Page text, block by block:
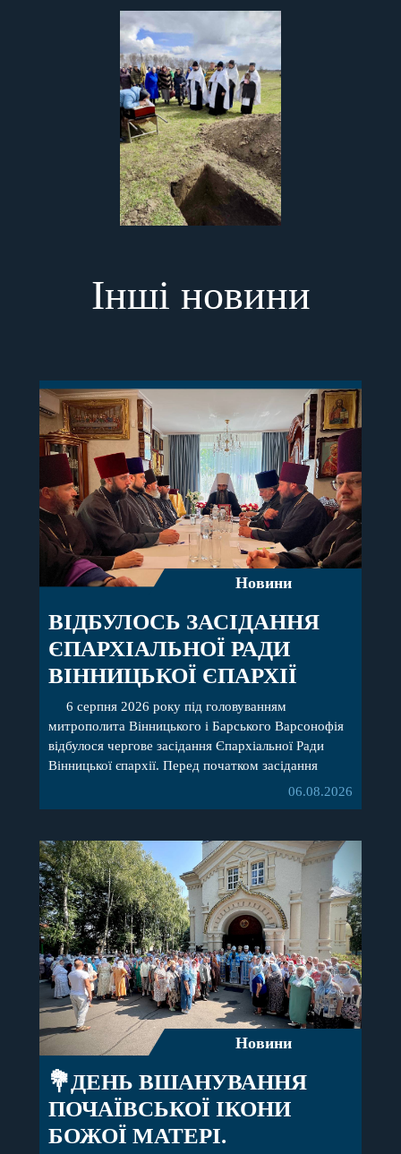
Інші новини
Новини
ВІДБУЛОСЬ ЗАСІДАННЯ
ЄПАРХІАЛЬНОЇ РАДИ
ВІННИЦЬКОЇ ЄПАРХІЇ
6 серпня 2026 року під головуванням
митрополита Вінницького і Барського Варсонофія
відбулося чергове засідання Єпархіальної Ради
Вінницької єпархії. Перед початком засідання
секретар Єпархіальної Ради від імені членів Ради
побажавши йому міцного здоров’я, Божої
допомоги, миру, духовної радості та
благословенних успіхів у подальшому
архіпастирському служінні. […]
06.08.2026
Новини
💐ДЕНЬ ВШАНУВАННЯ
ПОЧАЇВСЬКОЇ ІКОНИ
БОЖОЇ МАТЕРІ.